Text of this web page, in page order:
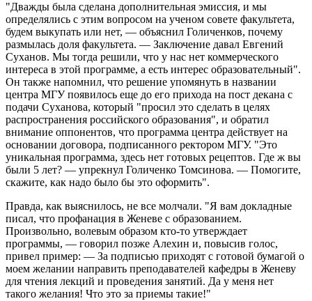
"Дважды была сделана дополнительная эмиссия, и мы
определялись с этим вопросом на ученом совете факультета,
будем выкупать или нет, — объяснил Голиченков, почему
размылась доля факультета. — Заключение давал Евгений
Суханов. Мы тогда решили, что у нас нет коммерческого
интереса в этой программе, а есть интерес образовательный".
Он также напомнил, что решение упомянуть в названии
центра МГУ появилось еще до его прихода на пост декана с
подачи Суханова, который "просил это сделать в целях
распространения российского образования", и обратил
внимание оппонентов, что программа центра действует на
основании договора, подписанного ректором МГУ. "Это
уникальная программа, здесь нет готовых рецептов. Где ж вы
были 5 лет? — упрекнул Голиченко Томсинова. — Помогите,
скажите, как надо было бы это оформить".
Правда, как выяснилось, не все молчали. "Я вам докладные
писал, что профанация в Женеве с образованием.
Произвольно, волевым образом кто-то утверждает
программы, — говорил позже Алехин и, повысив голос,
привел пример: — За подписью приходят с готовой бумагой о
моем желании направить преподавателей кафедры в Женеву
для чтения лекций и проведения занятий. Да у меня нет
такого желания! Что это за приемы такие!"